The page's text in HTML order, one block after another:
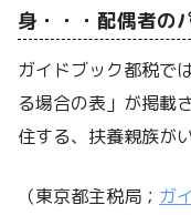
身・・・配偶者の
ガイドブック都税で
る場合の表」が掲載
住する、扶養親族が
（東京都主税局； ガ